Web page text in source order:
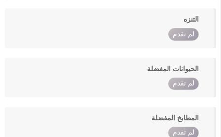
التنزه
لم تقدم
الحيوانات المفضلة
لم تقدم
المطابخ المفضلة
لم تقدم